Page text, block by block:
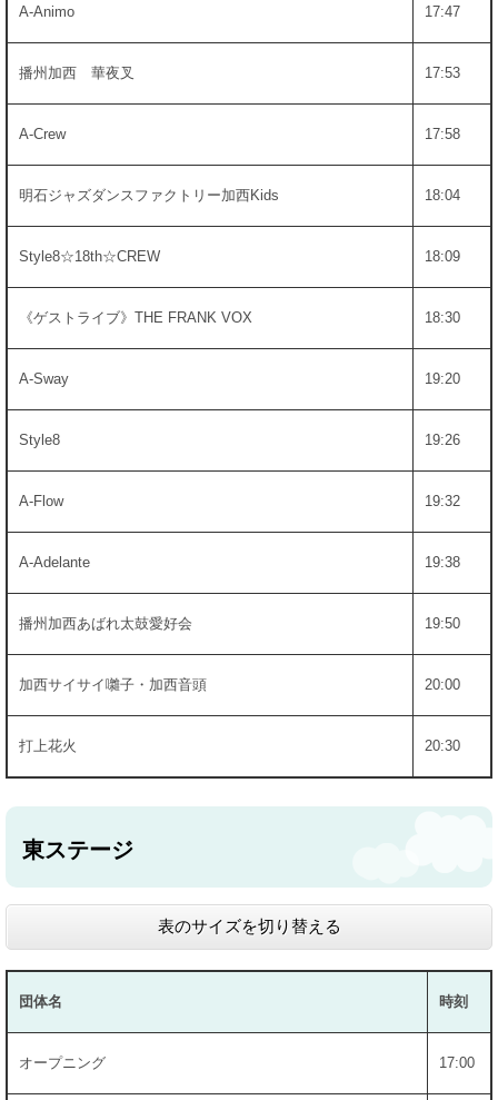
A-Animo 17:47
播州加西 華夜叉 17:53
A-Crew 17:58
明石ジャズダンスファクトリー加西Kids 18:04
Style8☆18th☆CREW 18:09
《ゲストライブ》THE FRANK VOX 18:30
A-Sway 19:20
Style8 19:26
A-Flow 19:32
A-Adelante 19:38
播州加西あばれ太鼓愛好会 19:50
加西サイサイ囃子・加西音頭 20:00
打上花火 20:30
東ステージ
表のサイズを切り替える
団体名 時刻
オープニング 17:00